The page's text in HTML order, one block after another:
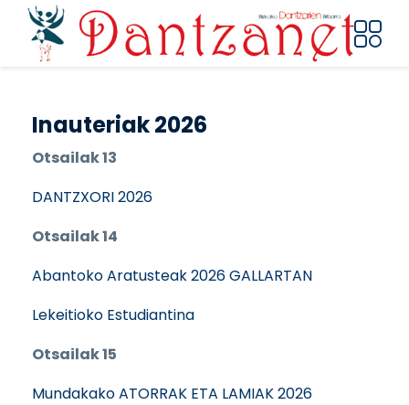
Pasar al contenido principal
Inauteriak 2026
Otsailak 13
DANTZXORI 2026
Otsailak 14
Abantoko Aratusteak 2026 GALLARTAN
Lekeitioko Estudiantina
Otsailak 15
Mundakako ATORRAK ETA LAMIAK 2026